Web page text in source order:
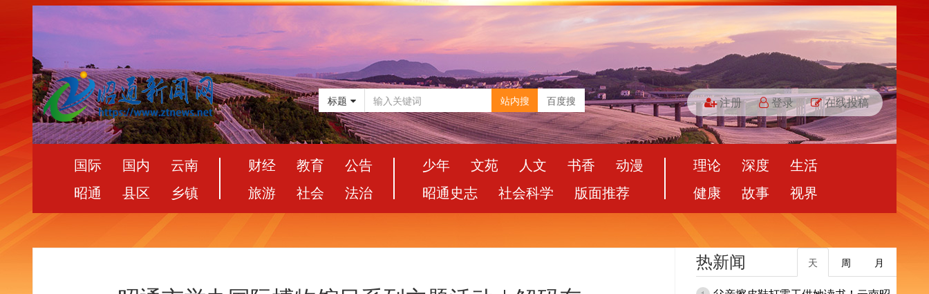
标题 站内搜 百度搜 注册 登录 在线投稿
国际 国内
云南
昭通
县区 乡镇
财经 教育
公告
旅游
社会 法治
少年 文苑 人文 书香
动漫
昭通史志
社会科学 版面推荐
理论 深度
生活
健康
故事 视界
热新闻 月
周
天